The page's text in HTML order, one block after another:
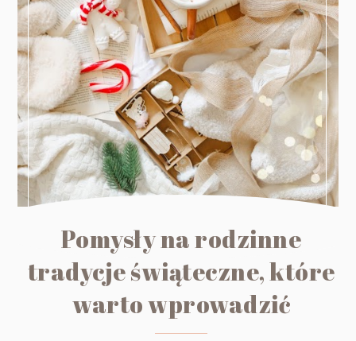
Pomysły na rodzinne
tradycje świąteczne, które
warto wprowadzić